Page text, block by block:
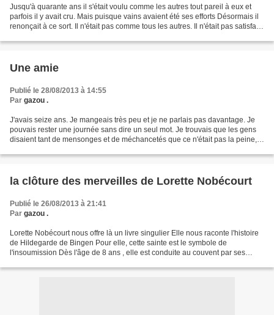
Jusqu'à quarante ans il s'était voulu comme les autres tout pareil à eux et
parfois il y avait cru. Mais puisque vains avaient été ses efforts Désormais il
renonçait à ce sort. Il n'était pas comme tous les autres. Il n'était pas satisfait
Une amie
Publié le 28/08/2013 à 14:55
Par gazou .
J'avais seize ans. Je mangeais très peu et je ne parlais pas davantage. Je
pouvais rester une journée sans dire un seul mot. Je trouvais que les gens
disaient tant de mensonges et de méchancetés que ce n'était pas la peine,
la clôture des merveilles de Lorette Nobécourt
Publié le 26/08/2013 à 21:41
Par gazou .
Lorette Nobécourt nous offre là un livre singulier Elle nous raconte l'histoire
de Hildegarde de Bingen Pour elle, cette sainte est le symbole de
l'insoumission Dès l'âge de 8 ans , elle est conduite au couvent par ses